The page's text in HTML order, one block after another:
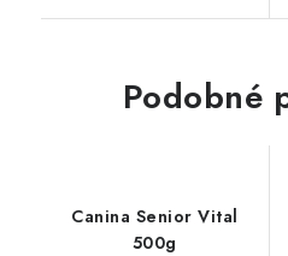
Podobné
Canina Senior Vital
500g